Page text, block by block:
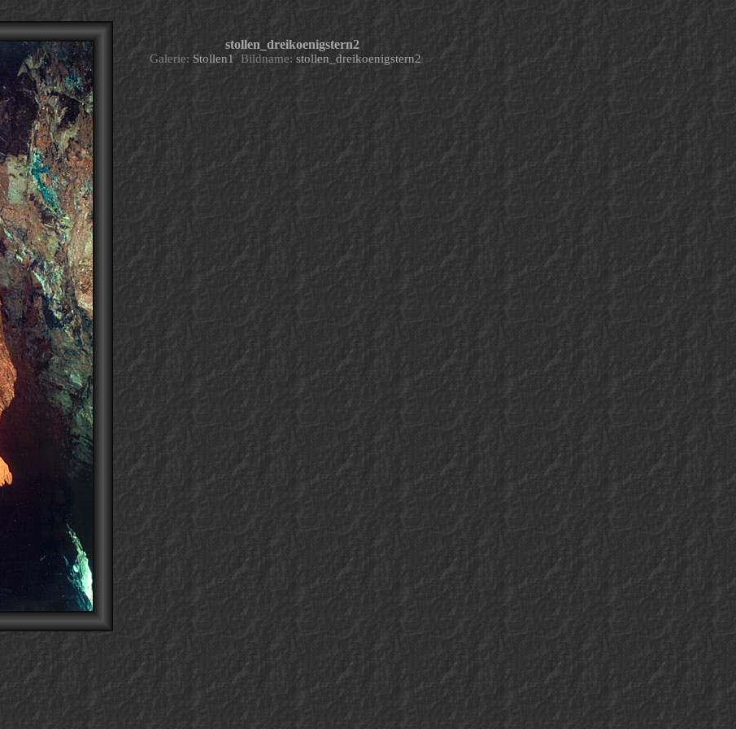
stollen_dreikoenigstern2
Galerie: Stollen1 Bildname: stollen_dreikoenigstern2